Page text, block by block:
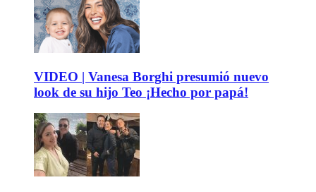
VIDEO | Vanesa Borghi presumió nuevo
look de su hijo Teo ¡Hecho por papá!